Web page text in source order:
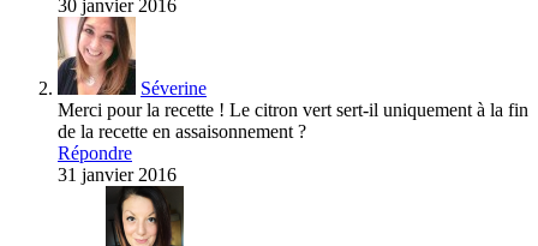
30 janvier 2016
Séverine
Merci pour la recette ! Le citron vert sert-il uniquement à la fin
de la recette en assaisonnement ?
Répondre
31 janvier 2016